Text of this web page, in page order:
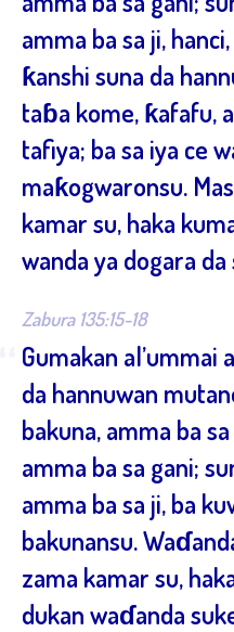
amma ba sa ji,
ƙanshi suna da
taɓa kome, ƙafafu,
tafiya; ba sa iya ce
maƙogwaronsu.
kamar su, haka
wanda ya dogara da
Zabura 135:15-18
Gumakan al’ummai
da hannuwan
bakuna, amma ba
amma ba sa gani;
amma ba sa ji, ba
bakunansu.
zama kamar su,
dukan waɗanda